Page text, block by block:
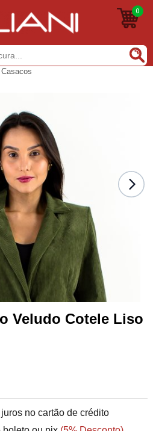
0
Casacos
Veludo Cotele Liso
no cartão de crédito